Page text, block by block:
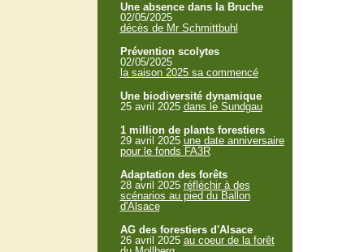
Une absence dans la Bruche
02/05/2025
décès de Mr Schmittbuhl
Prévention scolytes
02/05/2025
la saison 2025 sa commencé
Une biodiversité dynamique
25 avril 2025 dans le Sundgau
1 million de plants forestiers
29 avril 2025 une date anniversaire
pour le fonds FA3R
Adaptation des forêts
28 avril 2025 réfléchir à des
scénarios au pied du Ballon
d'Alsace
AG des forestiers d'Alsace
26 avril 2025 au coeur de la forêt